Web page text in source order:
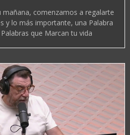
comenzamos a regalarte
y lo más importante, una Palabra
que Marcan tu vida